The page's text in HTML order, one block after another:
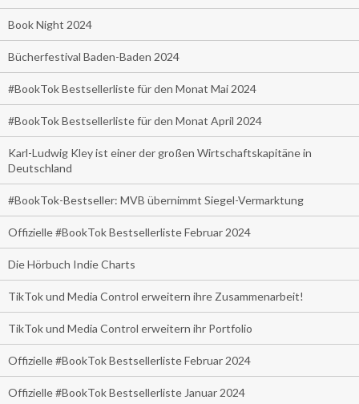
Book Night 2024
Bücherfestival Baden-Baden 2024
#BookTok Bestsellerliste für den Monat Mai 2024
#BookTok Bestsellerliste für den Monat April 2024
Karl-Ludwig Kley ist einer der großen Wirtschaftskapitäne in
Deutschland
#BookTok-Bestseller: MVB übernimmt Siegel-Vermarktung
Offizielle #BookTok Bestsellerliste Februar 2024
Die Hörbuch Indie Charts
TikTok und Media Control erweitern ihre Zusammenarbeit!
TikTok und Media Control erweitern ihr Portfolio
Offizielle #BookTok Bestsellerliste Februar 2024
Offizielle #BookTok Bestsellerliste Januar 2024